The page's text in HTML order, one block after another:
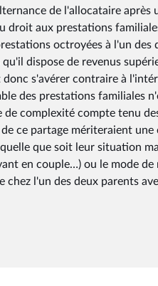
de l'allocataire après
droit aux prestations
octroyées à l'un des
dispose de revenus
s'avérer contraire à
des prestations familiales
complexité compte tenu
ce partage mériteraient
que soit leur situation
en couple…) ou le mode
chez l'un des deux parents